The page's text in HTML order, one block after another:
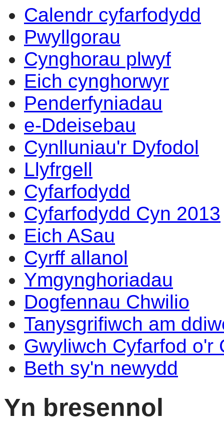
Calendr cyfarfodydd
Pwyllgorau
Cynghorau plwyf
Eich cynghorwyr
Penderfyniadau
e-Ddeisebau
Cynlluniau'r Dyfodol
Llyfrgell
Cyfarfodydd
Cyfarfodydd Cyn 2013
Eich ASau
Cyrff allanol
Ymgynghoriadau
Dogfennau Chwilio
Tanysgrifiwch am
Gwyliwch Cyfarfod o'r
Beth sy'n newydd
Yn bresennol
14:00
14:00
14:00
10:00
10:00
10:00
10:00
13:00
14:00
14:00
09:30
17:00
14:00